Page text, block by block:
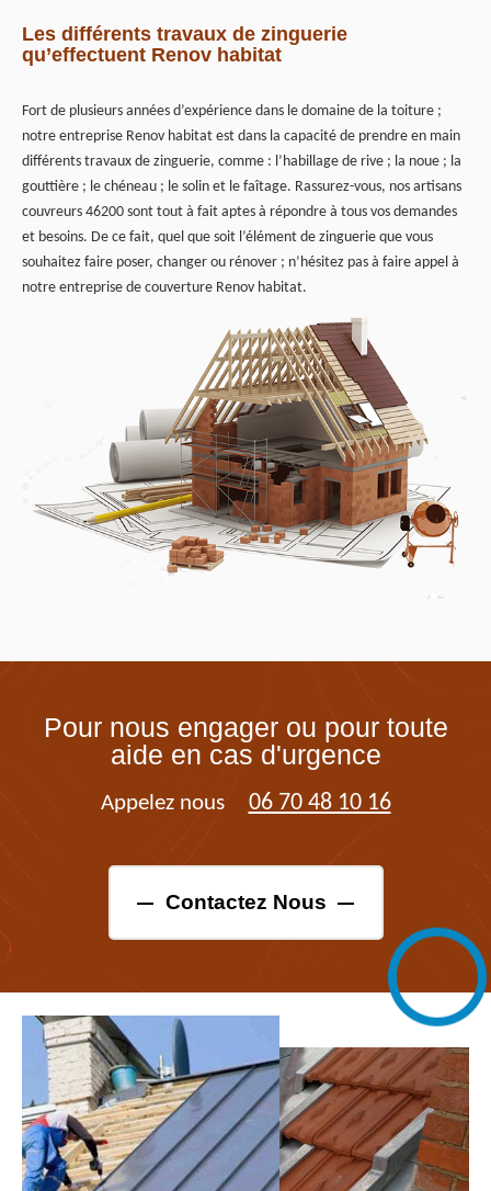
Les différents travaux de zinguerie
qu’effectuent Renov habitat
Fort de plusieurs années d’expérience dans le domaine de la toiture ;
notre entreprise Renov habitat est dans la capacité de prendre en main
différents travaux de zinguerie, comme : l’habillage de rive ; la noue ; la
gouttière ; le chéneau ; le solin et le faîtage. Rassurez-vous, nos artisans
couvreurs 46200 sont tout à fait aptes à répondre à tous vos demandes
et besoins. De ce fait, quel que soit l’élément de zinguerie que vous
souhaitez faire poser, changer ou rénover ; n’hésitez pas à faire appel à
notre entreprise de couverture Renov habitat.
Pour nous engager ou pour toute
aide en cas d'urgence
Appelez nous 06 70 48 10 16
Contactez Nous